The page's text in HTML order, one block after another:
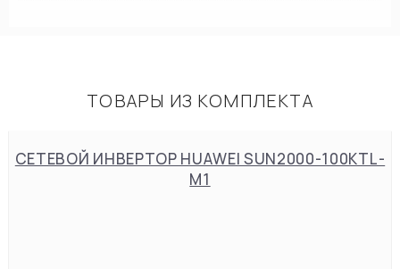
ТОВАРЫ ИЗ КОМПЛЕКТА
СЕТЕВОЙ ИНВЕРТОР HUAWEI SUN2000-100KTL-
M1